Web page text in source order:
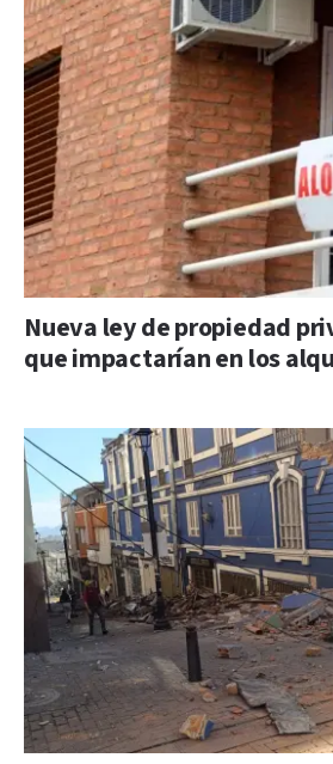
Nueva ley de propiedad
que impactarían en los